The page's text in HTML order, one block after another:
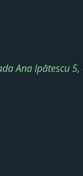
Ana Ipătescu